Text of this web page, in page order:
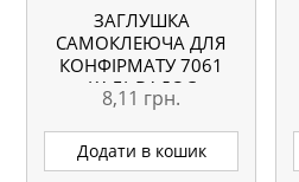
ЗАГЛУШКА
САМОКЛЕЮЧА ДЛЯ
КОНФІРМАТУ 7061
КАЛЬВАДОС
8,11 грн.
Додати в кошик